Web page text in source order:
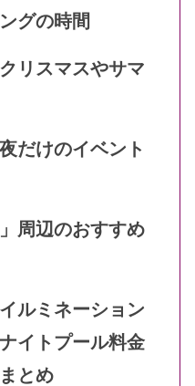
グの時間
リスマスやサマ
だけのイベント
周辺のおすすめ
ルミネーション
イトプール料金
とめ